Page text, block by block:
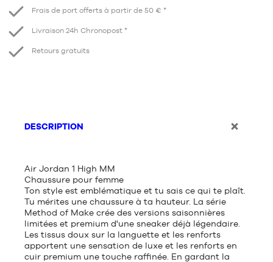
Frais de port offerts à partir de 50 € *
Livraison 24h Chronopost *
Retours gratuits
DESCRIPTION
Air Jordan 1 High MM
Chaussure pour femme
Ton style est emblématique et tu sais ce qui te plaît.
Tu mérites une chaussure à ta hauteur. La série
Method of Make crée des versions saisonnières
limitées et premium d'une sneaker déjà légendaire.
Les tissus doux sur la languette et les renforts
apportent une sensation de luxe et les renforts en
cuir premium une touche raffinée. En gardant la